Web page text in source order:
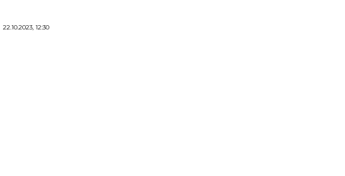
22.10.2023, 12:30